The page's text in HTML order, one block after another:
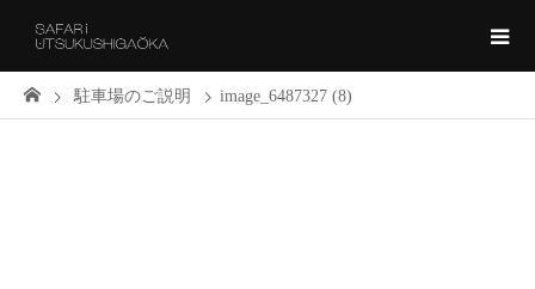
駐車場のご説明 image_6487327 (8)